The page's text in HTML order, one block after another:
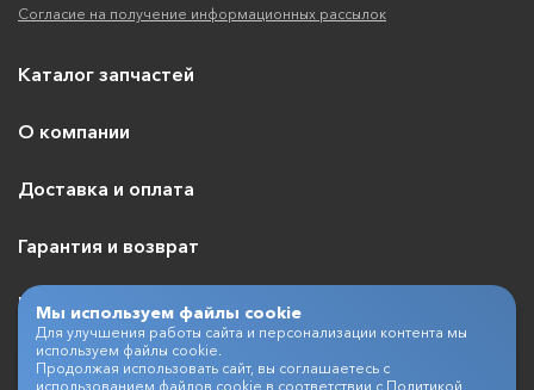
Согласие на получение информационных рассылок
Каталог запчастей
О компании
Доставка и оплата
Гарантия и возврат
Контакты
Мы используем файлы cookie
Для улучшения работы сайта и персонализации контента мы
используем файлы cookie.
Продолжая использовать сайт, вы соглашаетесь с
использованием файлов cookie в соответствии с Политикой